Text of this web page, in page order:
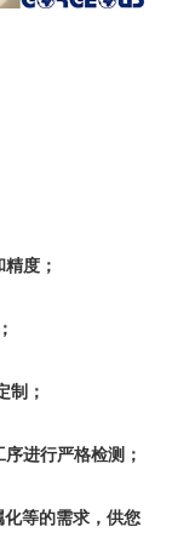
度；
制；
进行严格检测；
等的需求，供您